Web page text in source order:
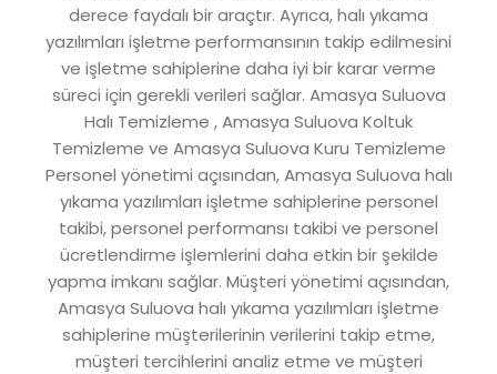
derece faydalı bir araçtır. Ayrıca, halı yıkama
yazılımları işletme performansının takip edilmesini
ve işletme sahiplerine daha iyi bir karar verme
süreci için gerekli verileri sağlar. Amasya Suluova
Halı Temizleme , Amasya Suluova Koltuk
Temizleme ve Amasya Suluova Kuru Temizleme
Personel yönetimi açısından, Amasya Suluova halı
yıkama yazılımları işletme sahiplerine personel
takibi, personel performansı takibi ve personel
ücretlendirme işlemlerini daha etkin bir şekilde
yapma imkanı sağlar. Müşteri yönetimi açısından,
Amasya Suluova halı yıkama yazılımları işletme
sahiplerine müşterilerinin verilerini takip etme,
müşteri tercihlerini analiz etme ve müşteri